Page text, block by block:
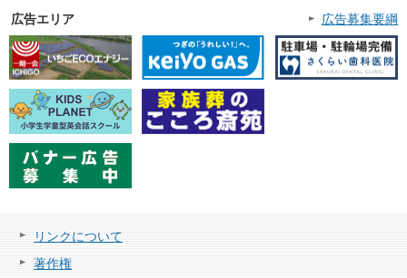
広告エリア 広告募集要綱
リンクについて
著作権